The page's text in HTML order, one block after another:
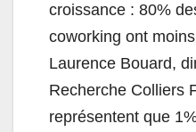
croissance : 80%
coworking ont
Laurence Bouard,
Recherche Colliers
représentent que